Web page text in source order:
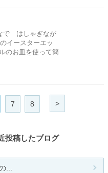
で はしゃぎなが
イースターエッ
のお皿を使って簡
7 8 >
投稿したブログ
...